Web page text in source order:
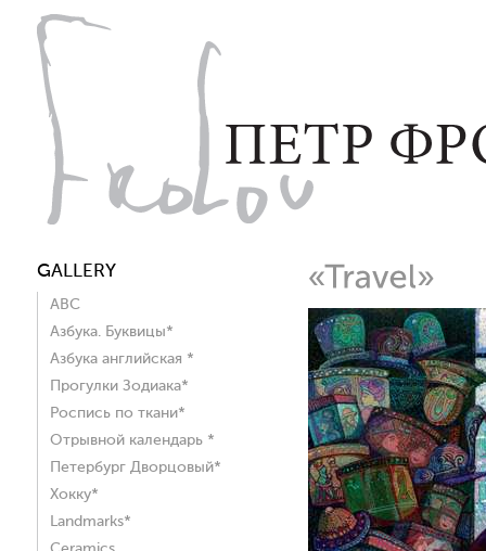
GALLERY
ABC
Азбука. Буквицы*
Азбука английская *
Прогулки Зодиака*
Роспись по ткани*
Отрывной календарь *
Петербург Дворцовый*
Хокку*
Landmarks*